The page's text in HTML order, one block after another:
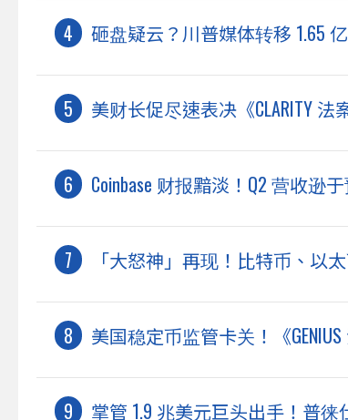
砸盘疑云？川普媒体转移 1.65
美财长促尽速表决《CLARITY
Coinbase 财报黯淡！Q2 营收逊
「大怒神」再现！比特币、以
美国稳定币监管卡关！《
掌管 1.9 兆美元巨头出手！普